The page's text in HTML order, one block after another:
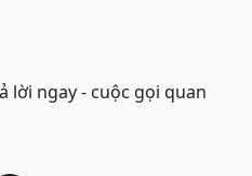
lời ngay - cuộc gọi quan